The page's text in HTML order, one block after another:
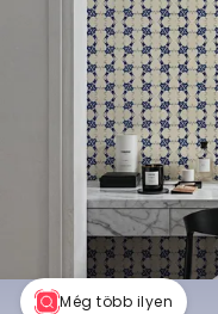
Még több ilyen